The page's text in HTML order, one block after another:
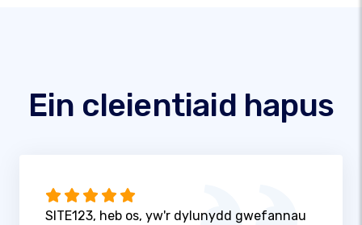
Ein cleientiaid hapus
SITE123, heb os, yw'r dylunydd gwefannau